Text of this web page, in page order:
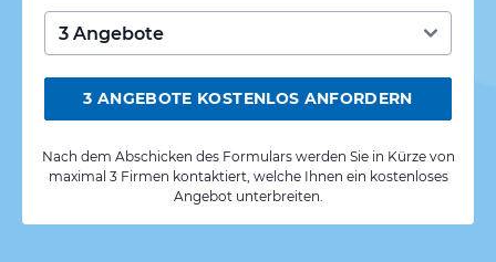
3 ANGEBOTE KOSTENLOS ANFORDERN
Nach dem Abschicken des Formulars werden Sie in Kürze von
maximal 3 Firmen kontaktiert, welche Ihnen ein kostenloses
Angebot unterbreiten.